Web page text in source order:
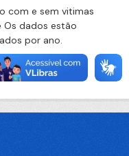
com e sem vitimas
Os dados estão
por ano.